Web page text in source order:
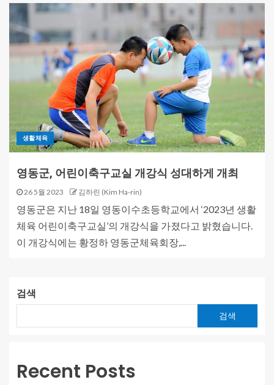
생활체육
영동군, 어린이축구교실 개강식 성대하게 개최
26 5월 2023 김하린 (Kim Ha-rin)
영동군은 지난 18일 영동이수초등학교에서 ‘2023년 생활
체육 어린이축구교실’의 개강식을 가졌다고 밝혔습니다.
이 개강식에는 황정하 영동군체육회장,...
검색
검색
Recent Posts